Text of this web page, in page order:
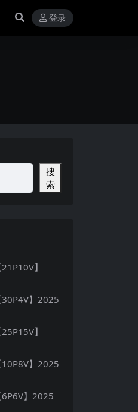
登录
搜
索
】
】2025
】
】2025
】2025